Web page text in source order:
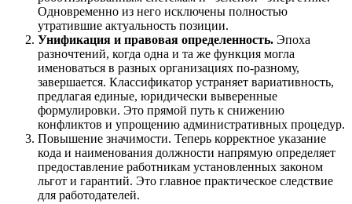
Одновременно из него исключены полностью
утратившие актуальность позиции.
Унификация и правовая определенность. Эпоха
разночтений, когда одна и та же функция могла
именоваться в разных организациях по-разному,
завершается. Классификатор устраняет вариативность,
предлагая единые, юридически выверенные
формулировки. Это прямой путь к снижению
конфликтов и упрощению административных процедур.
Повышение значимости. Теперь корректное указание
кода и наименования должности напрямую определяет
предоставление работникам установленных законом
льгот и гарантий. Это главное практическое следствие
для работодателей.